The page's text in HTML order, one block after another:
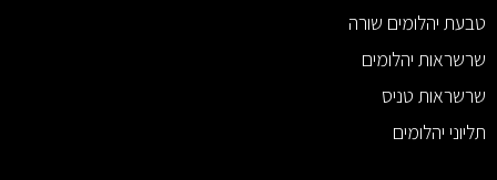
טבעת יהלומים שורה
שרשראות יהלומים
שרשראות טניס
תליוני יהלומים